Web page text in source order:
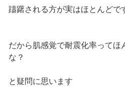
躊躇される方が実はほとんどで
だから肌感覚で耐震化率ってほ
な？
と疑問に思います